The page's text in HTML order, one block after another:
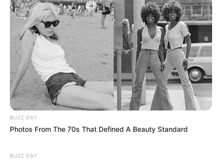
BUZZ DAY
Photos From The 70s That Defined A Beauty Standard
BUZZ DAY